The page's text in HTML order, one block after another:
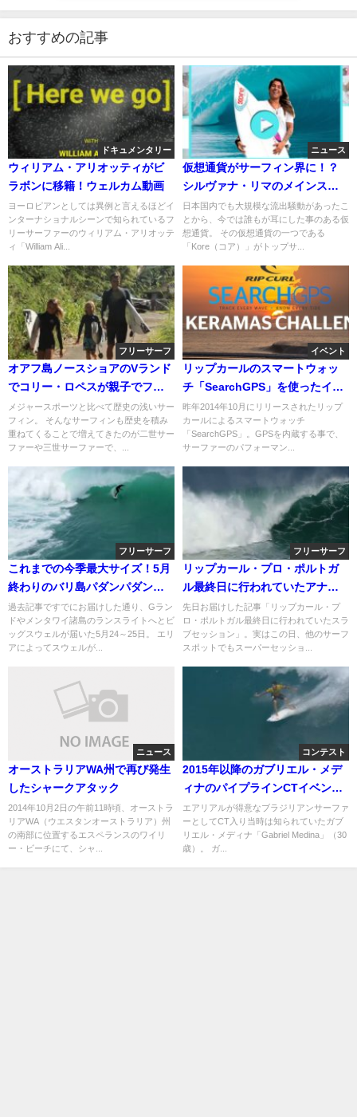
おすすめの記事
ドキュメンタリー
ウィリアム・アリオッティがビ
ラボンに移籍！ウェルカム動画
ヨーロピアンとしては異例と言えるほどイ
ンターナショナルシーンで知られているフ
リーサーファーのウィリアム・アリオッテ
ィ「William Ali...
ニュース
仮想通貨がサーフィン界に！？
シルヴァナ・リマのメインスポ
ンサー事情
日本国内でも大規模な流出騒動があったこ
とから、今では誰もが耳にした事のある仮
想通貨。 その仮想通貨の一つである
「Kore（コア）」がトップサ...
フリーサーフ
オアフ島ノースショアのVランド
でコリー・ロペスが親子でフリ
ーサーフ
メジャースポーツと比べて歴史の浅いサー
フィン。 そんなサーフィンも歴史を積み
重ねてくることで増えてきたのが二世サー
ファーや三世サーファーで、...
イベント
リップカールのスマートウォッ
チ「SearchGPS」を使ったイベ
ント＠クラマス
昨年2014年10月にリリースされたリップ
カールによるスマートウォッチ
「SearchGPS」。GPSを内蔵する事で、
サーファーのパフォーマン...
フリーサーフ
これまでの今季最大サイズ！5月
終わりのバリ島パダンパダンで
のフリーサーフ動画
過去記事ですでにお届けした通り、Gラン
ドやメンタワイ諸島のランスライトへとビ
ッグスウェルが届いた5月24～25日。 エリ
アによってスウェルが...
フリーサーフ
リップカール・プロ・ポルトガ
ル最終日に行われていたアナザ
ーセッション＠2014
先日お届けした記事「リップカール・プ
ロ・ポルトガル最終日に行われていたスラ
ブセッション」。実はこの日、他のサーフ
スポットでもスーパーセッショ...
ニュース
オーストラリアWA州で再び発生
したシャークアタック
2014年10月2日の午前11時頃、オーストラ
リアWA（ウエスタンオーストラリア）州
の南部に位置するエスペランスのワイリ
ー・ビーチにて、シャ...
コンテスト
2015年以降のガブリエル・メデ
ィナのパイプラインCTイベント
でのライド特集動画
エアリアルが得意なブラジリアンサーファ
ーとしてCT入り当時は知られていたガブ
リエル・メディナ「Gabriel Medina」（30
歳）。 ガ...